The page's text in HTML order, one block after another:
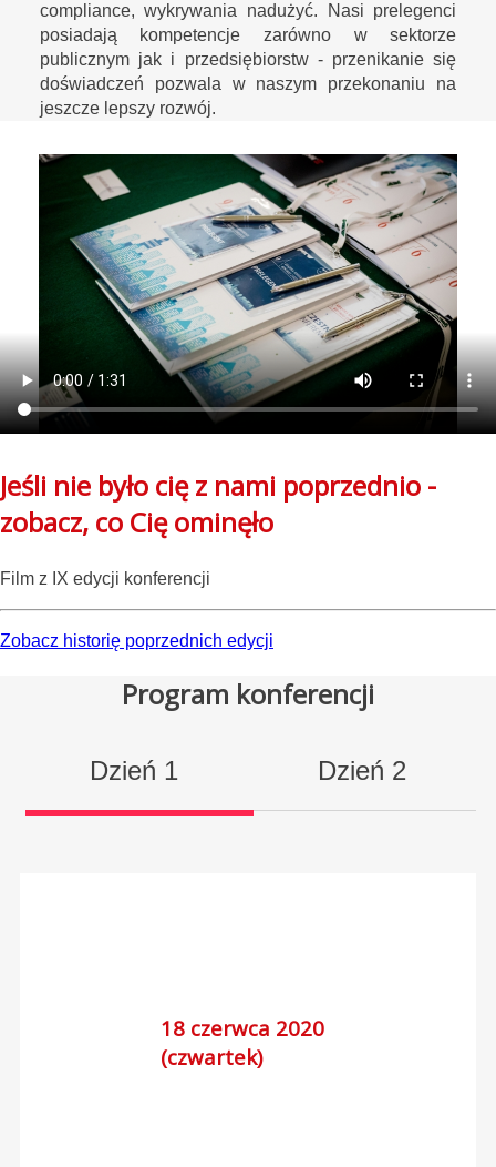
compliance, wykrywania nadużyć. Nasi prelegenci
posiadają kompetencje zarówno w sektorze
publicznym jak i przedsiębiorstw - przenikanie się
doświadczeń pozwala w naszym przekonaniu na
jeszcze lepszy rozwój.
Jeśli nie było cię z nami poprzednio -
zobacz, co Cię ominęło
Film z IX edycji konferencji
Zobacz historię poprzednich edycji
Program konferencji
Dzień 1
18 czerwca 2020
(czwartek)
Dzień 2